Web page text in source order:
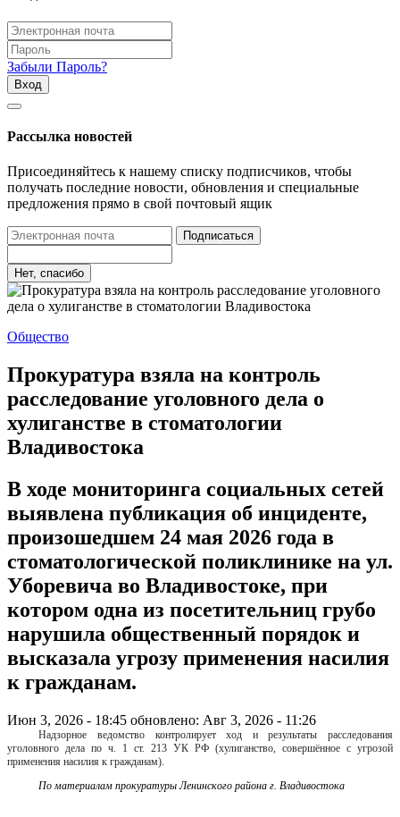
Забыли Пароль?
Вход
Рассылка новостей
Присоединяйтесь к нашему списку подписчиков, чтобы
получать последние новости, обновления и специальные
предложения прямо в свой почтовый ящик
Подписаться
Нет, спасибо
Общество
Прокуратура взяла на контроль
расследование уголовного дела о
хулиганстве в стоматологии
Владивостока
В ходе мониторинга социальных сетей
выявлена публикация об инциденте,
произошедшем 24 мая 2026 года в
стоматологической поликлинике на ул.
Уборевича во Владивостоке, при
котором одна из посетительниц грубо
нарушила общественный порядок и
высказала угрозу применения насилия
к гражданам.
Июн 3, 2026 - 18:45 обновлено: Авг 3, 2026 - 11:26
Надзорное ведомство контролирует ход и результаты расследования
уголовного дела по ч. 1 ст. 213 УК РФ (хулиганство, совершённое с угрозой
применения насилия к гражданам).
По материалам прокуратуры Ленинского района г. Владивостока